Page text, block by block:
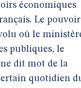
économiques
Le pouvoir
où le
publiques, le
dit mot de la
quotidien